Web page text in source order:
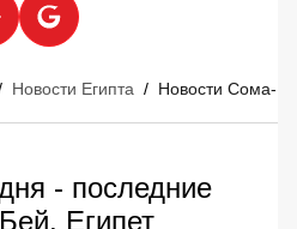
Новости Египта / Новости Сома-
- последние
Египет